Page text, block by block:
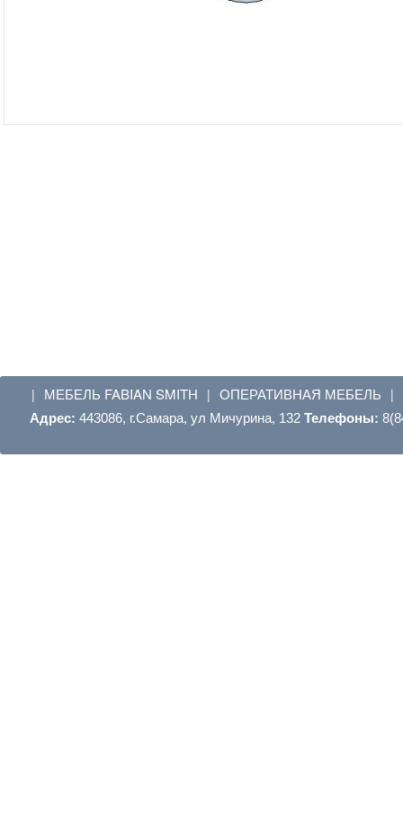
| МЕБЕЛЬ FABIAN SMITH | ОПЕРАТИВНАЯ МЕБЕЛЬ |
Адрес: 443086, г.Самара, ул Мичурина, 132 Телефоны: